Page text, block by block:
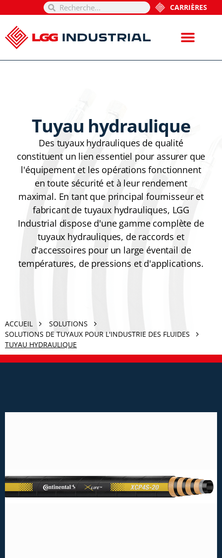
CARRIÈRES
Tuyau hydraulique
Des tuyaux hydrauliques de qualité
constituent un lien essentiel pour assurer que
l'équipement et les opérations fonctionnent
en toute sécurité et à leur rendement
maximal. En tant que principal fournisseur et
fabricant de tuyaux hydrauliques, LGG
Industrial dispose d'une gamme complète de
tuyaux hydrauliques, de raccords et
d'accessoires pour un large éventail de
températures, de pressions et d'applications.
ACCUEIL
SOLUTIONS
SOLUTIONS DE TUYAUX POUR L'INDUSTRIE DES FLUIDES
TUYAU HYDRAULIQUE